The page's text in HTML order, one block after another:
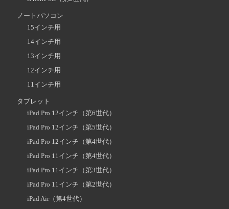
ノートパソコン
15インチ用
14インチ用
13インチ用
12インチ用
11インチ用
タブレット
iPad Pro 12インチ（第6世代）
iPad Pro 12インチ（第5世代）
iPad Pro 12インチ（第4世代）
iPad Pro 11インチ（第4世代）
iPad Pro 11インチ（第3世代）
iPad Pro 11インチ（第2世代）
iPad Air（第4世代）